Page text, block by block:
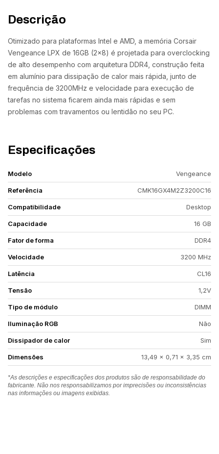
Descrição
Otimizado para plataformas Intel e AMD, a memória Corsair
Vengeance LPX de 16GB (2x8) é projetada para overclocking
de alto desempenho com arquitetura DDR4, construção feita
em alumínio para dissipação de calor mais rápida, junto de
frequência de 3200MHz e velocidade para execução de
tarefas no sistema ficarem ainda mais rápidas e sem
problemas com travamentos ou lentidão no seu PC.
Especificações
Modelo Vengeance
Referência CMK16GX4M2Z3200C16
Compatibilidade Desktop
Capacidade 16 GB
Fator de forma DDR4
Velocidade 3200 MHz
Latência CL16
Tensão 1,2V
Tipo de módulo DIMM
Iluminação RGB Não
Dissipador de calor Sim
Dimensões 13,49 x 0,71 x 3,35 cm
*As descrições e especificações dos produtos são de responsabilidade do
fabricante. Não nos responsabilizamos por imprecisões ou inconsistências
nas informações ou imagens exibidas.